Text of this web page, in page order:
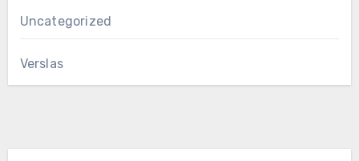
Uncategorized
Verslas